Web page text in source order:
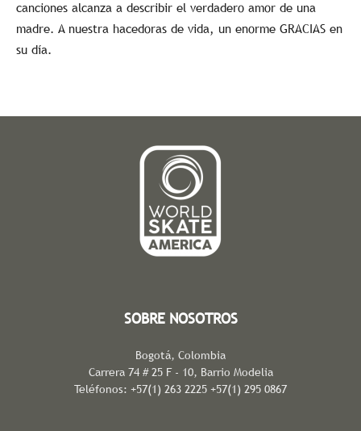
canciones alcanza a describir el verdadero amor de una
madre. A nuestra hacedoras de vida, un enorme GRACIAS en
su día.
SOBRE NOSOTROS
Bogotá, Colombia
Carrera 74 # 25 F - 10, Barrio Modelia
Teléfonos: +57(1) 263 2225 +57(1) 295 0867